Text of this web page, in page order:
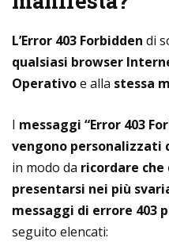
L’Error 403 Forbidden di
qualsiasi browser
Operativoe alla stessa
I messaggi “Error 403
vengono
in modo da ricordare
presentarsi nei più
messaggi di errore 403
seguito elencati: